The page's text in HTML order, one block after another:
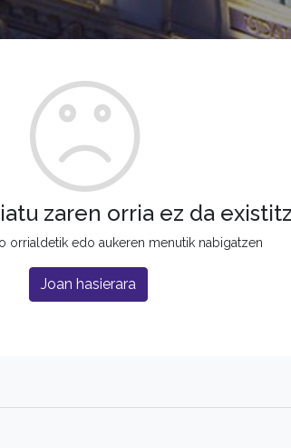
zaren orria ez da
orrialdetik edo aukeren menutik nabigatzen
Joan hasierara